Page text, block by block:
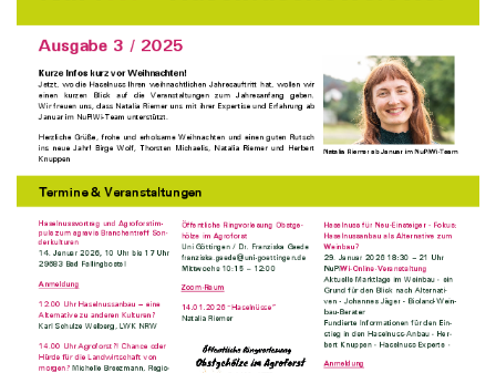
Inspirations
Sondage
Bulletin d'information sur les noisettes
Équipe NuPiWi